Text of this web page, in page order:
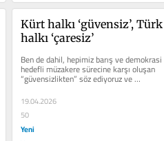
Kürt halkı ‘güvensiz’, Türk
halkı ‘çaresiz’
Ben de dahil, hepimiz barış ve demokrasi
hedefli müzakere sürecine karşı oluşan
“güvensizlikten” söz ediyoruz ve
iktidardan “güven...
19.04.2026
50
Yeni